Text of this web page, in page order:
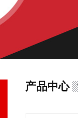
产品中心